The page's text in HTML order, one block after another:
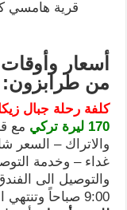
قرية هامسي
أسعار
من طرابزون:
كلفة رحلة جبال
170 ليرة تركي
مع
والاتراك – السعر
غداء – وخدمة
والتوصيل الى
9:00 صباحاً وتنتهي الساعة 5 مساءً,